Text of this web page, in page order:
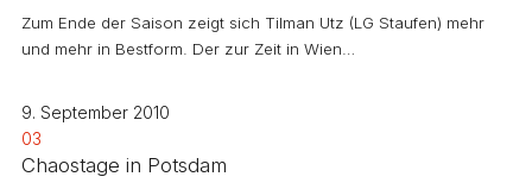
Zum Ende der Saison zeigt sich Tilman Utz (LG Staufen) mehr
und mehr in Bestform. Der zur Zeit in Wien…
9. September 2010
03
Chaostage in Potsdam